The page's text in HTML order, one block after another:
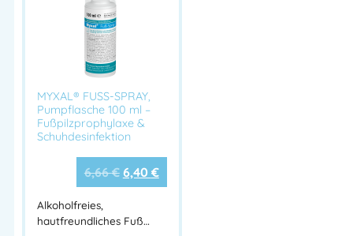
MYXAL® FUSS-SPRAY,
Pumpflasche 100 ml –
Fußpilzprophylaxe &
Schuhdesinfektion
6,66€ 6,40 €
Alkoholfreies,
hautfreundliches Fuß…